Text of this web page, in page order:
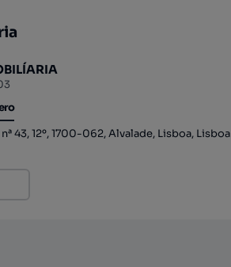
43, 12º, 1700-062, Alvalade, Lisboa, Lisboa